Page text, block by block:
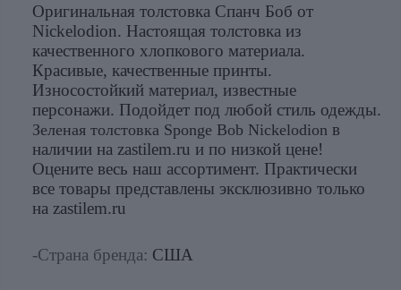
Оригинальная толстовка Спанч Боб от
Nickelodion. Настоящая толстовка из
качественного хлопкового материала.
Красивые, качественные принты.
Износостойкий материал, известные
персонажи. Подойдет под любой стиль одежды.
Зеленая толстовка Sponge Bob Nickelodion в
наличии на zastilem.ru и по низкой цене!
Оцените весь наш ассортимент. Практически
все товары представлены эксклюзивно только
на zastilem.ru
-Страна бренда: США